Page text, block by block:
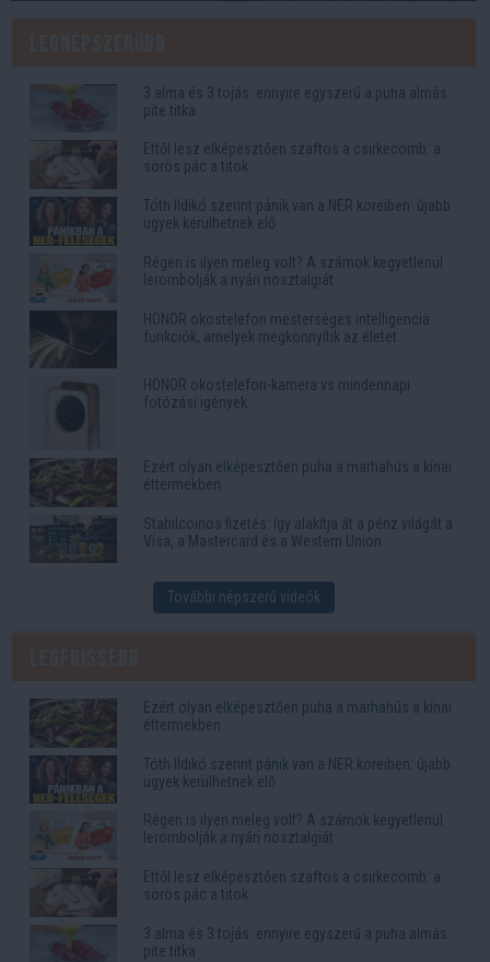
3 alma és 3 tojás: ennyire egyszerű a puha almás
pite titka
Ettől lesz elképesztően szaftos a csirkecomb: a
sörös pác a titok
Tóth Ildikó szerint pánik van a NER köreiben: újabb
ügyek kerülhetnek elő
Régen is ilyen meleg volt? A számok kegyetlenül
lerombolják a nyári nosztalgiát
HONOR okostelefon mesterséges intelligencia
funkciók, amelyek megkönnyítik az életet
HONOR okostelefon-kamera vs mindennapi
fotózási igények
Ezért olyan elképesztően puha a marhahús a kínai
éttermekben
Stabilcoinos fizetés: így alakítja át a pénz világát a
Visa, a Mastercard és a Western Union
További népszerű videók
Ezért olyan elképesztően puha a marhahús a kínai
éttermekben
Tóth Ildikó szerint pánik van a NER köreiben: újabb
ügyek kerülhetnek elő
Régen is ilyen meleg volt? A számok kegyetlenül
lerombolják a nyári nosztalgiát
Ettől lesz elképesztően szaftos a csirkecomb: a
sörös pác a titok
3 alma és 3 tojás: ennyire egyszerű a puha almás
pite titka